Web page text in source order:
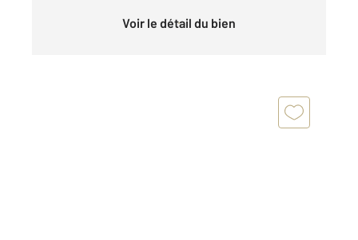
Voir le détail du bien